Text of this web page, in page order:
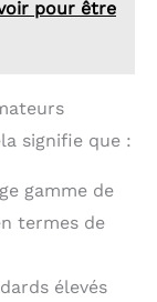
pour être
signifie que :
gamme de
termes de
élevés